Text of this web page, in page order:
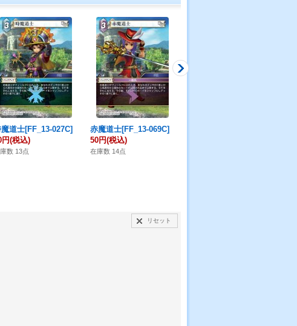
道士[FF_13-027C]
(税込)
数 13点
赤魔道士[FF_13-069C]
50円(税込)
在庫数 14点
リセット